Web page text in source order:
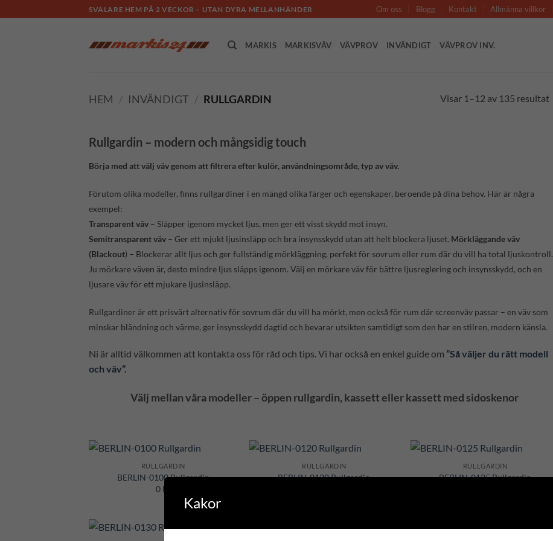
to
SVALARE HEM PÅ 2 VECKOR – UTAN DYRA MELLANHÄNDER Om oss Blogg Kontakt Allmänna villkor
MARKIS MARKISVÄV VÄVPROV INVÄNDIGT VÄVPROV INV.
HEM / INVÄNDIGT / RULLGARDIN Visar 1–12 av 135 resultat
Rullgardin – modern och mångsidig touch
Börja med att välj väv genom att filtrera efter kulör, användningsområde, typ av väv.
Förutom olika modeller, finns rullgardiner i en mängd olika färger och egenskaper, beroende på dina behov. Här är några
exempel:
Transparent väv – Släpper igenom mycket ljus, men ger ett visst skydd mot insyn.
Semitransparent väv – Ger ett mjukt ljusinsläpp och bra insynsskydd utan att helt blockera ljuset. Mörkläggande väv
(Blackout) – Blockerar allt ljus och ger fullständig mörkläggning, perfekt för sovrum eller rum där du vill ha total ljuskontroll.
Ju mörkare väven är, desto mindre ljus släpps igenom. Välj en mörkare väv för bättre ljusreglering och insynsskydd, och en
ljusare väv för ett mjukare ljusinsläpp.
Rullgardiner är ett prisvärt alternativ för sovrum där du vill ha mörkt, men också för rum där screenväv passar – en väv som
minskar bländning och värme, ger insynsskydd dagtid och bevarar utsikten samtidigt som den har en stilren, modern känsla.
Ni är alltid välkommen att kontakta oss för råd och tips. Vi har också en enkel guide om ”Så väljer du rätt modell
och väv”.
Välj mellan våra modeller – öppen rullgardin, kassett eller kassett med sidoskenor
RULLGARDIN
BERLIN-0100 Rullgardin
0 kr
RULLGARDIN
BERLIN-0120 Rullgardin
RULLGARDIN
BERLIN-0125 Rullgardin
Kakor